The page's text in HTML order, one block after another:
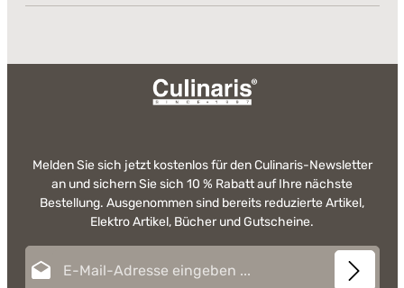
Melden Sie sich jetzt kostenlos für den Culinaris-Newsletter
an und sichern Sie sich 10 % Rabatt auf Ihre nächste
Bestellung. Ausgenommen sind bereits reduzierte Artikel,
Elektro Artikel, Bücher und Gutscheine.